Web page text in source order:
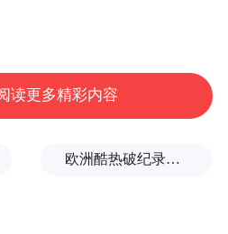
31日和2月1日先后在联
和巴黎共和国广场，表
族器乐、中国传统武术
读更多精彩内容
欧洲酷热破纪录！德国近1.2万人因高温丧生